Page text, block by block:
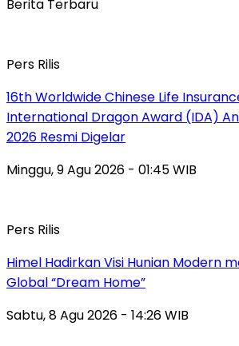
Berita Terbaru
Pers Rilis
16th Worldwide Chinese Life
International Dragon Award (IDA)
2026 Resmi Digelar
Minggu, 9 Agu 2026 - 01:45 WIB
Pers Rilis
Himel Hadirkan Visi Hunian Modern
Global “Dream Home”
Sabtu, 8 Agu 2026 - 14:26 WIB